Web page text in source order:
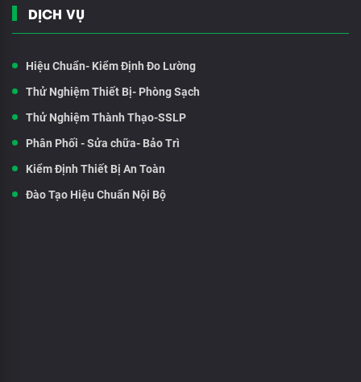
DỊCH VỤ
Hiệu Chuẩn- Kiểm Định Đo Lường
Thử Nghiệm Thiết Bị- Phòng Sạch
Thử Nghiệm Thành Thạo-SSLP
Phân Phối - Sửa chữa- Bảo Trì
Kiểm Định Thiết Bị An Toàn
Đào Tạo Hiệu Chuẩn Nội Bộ